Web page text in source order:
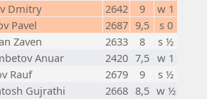
Dmitry 2642 9
w 1
Pavel 2687 9,5
s 0
Zaven 2633 8
s ½
Anuar 2420 7,5 w 1
Rauf 2679 9
s ½
Gujrathi 2668 8,5 w ½